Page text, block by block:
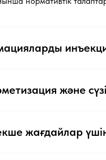
және
жағдайлар